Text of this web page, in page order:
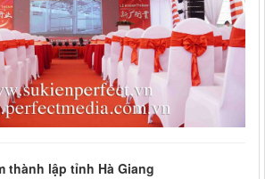
thành lập tỉnh Hà Giang